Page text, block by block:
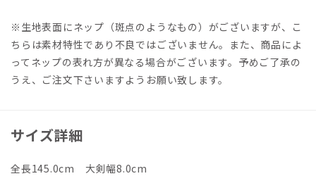
※生地表面にネップ（斑点のようなもの）がございますが、こ
ちらは素材特性であり不良ではございません。また、商品によ
ってネップの表れ方が異なる場合がございます。予めご了承の
うえ、ご注文下さいますようお願い致します。
サイズ詳細
全長145.0cm 大剣幅8.0cm